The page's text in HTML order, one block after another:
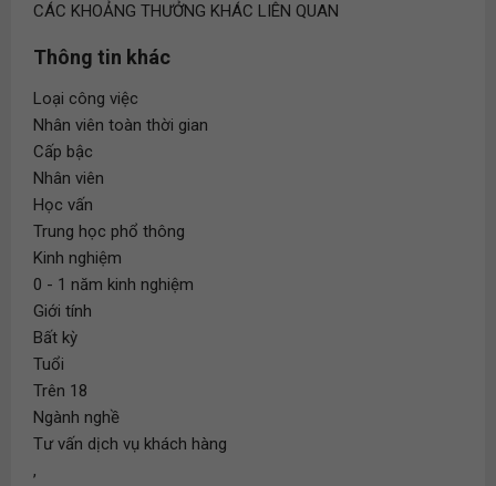
CÁC KHOẢNG THƯỞNG KHÁC LIÊN QUAN
Thông tin khác
Loại công việc
Nhân viên toàn thời gian
Cấp bậc
Nhân viên
Học vấn
Trung học phổ thông
Kinh nghiệm
0 - 1 năm kinh nghiệm
Giới tính
Bất kỳ
Tuổi
Trên 18
Ngành nghề
Tư vấn dịch vụ khách hàng
,